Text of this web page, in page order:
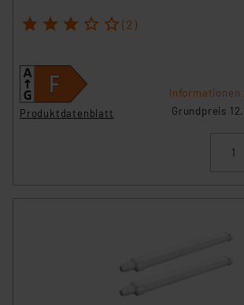
1 2 3 4 5 (2)
Produktdatenblatt
Informationen
Grundpreis